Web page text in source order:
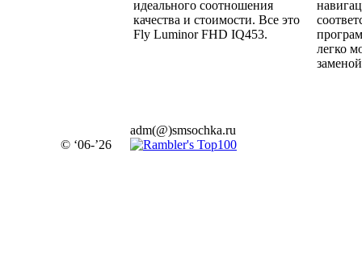
идеального соотношения
качества и стоимости. Все это
Fly Luminor FHD IQ453.
легко
© ‘06-’26
adm(@)smsochka.ru